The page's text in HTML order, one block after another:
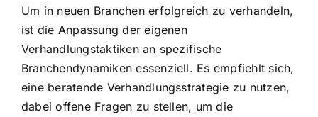
Um in neuen Branchen erfolgreich zu verhandeln,
ist die Anpassung der eigenen
Verhandlungstaktiken an spezifische
Branchendynamiken essenziell. Es empfiehlt sich,
eine beratende Verhandlungsstrategie zu nutzen,
dabei offene Fragen zu stellen, um die